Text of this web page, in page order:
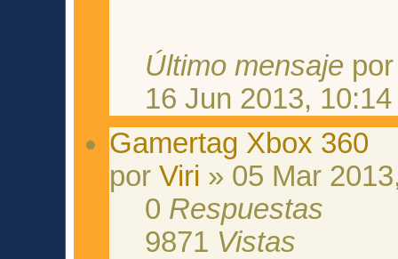
Último mensaje
16 Jun 2013, 10:14
Gamertag Xbox 360
porViri » 05 Mar
0 Respuestas
9871 Vistas